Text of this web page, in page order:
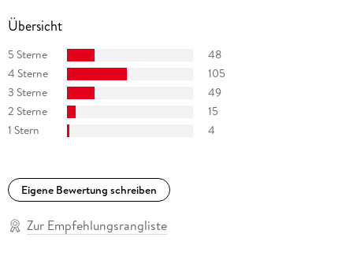
Übersicht
5 Sterne
48
4 Sterne
105
3 Sterne
49
2 Sterne
15
1 Stern
4
Eigene Bewertung schreiben
Zur Empfehlungsrangliste